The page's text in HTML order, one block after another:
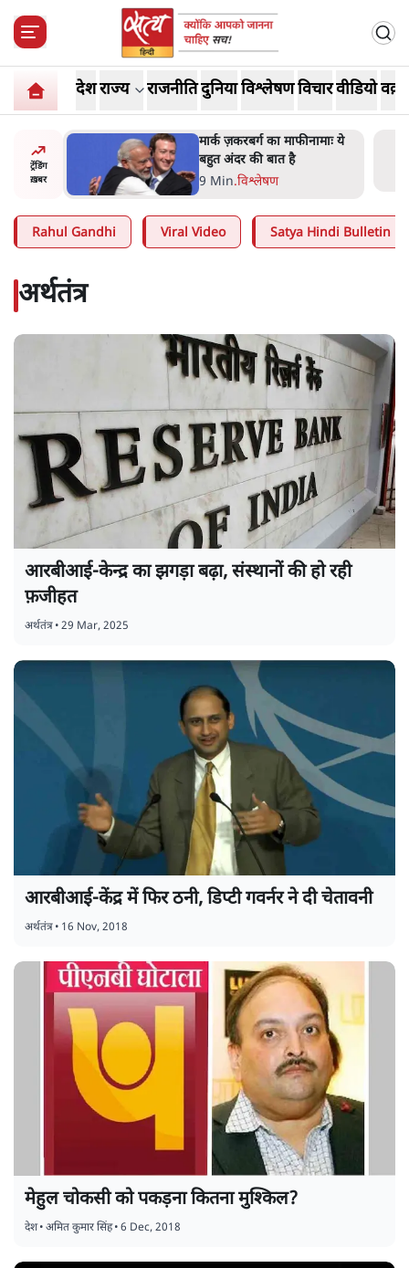
देशराज्य राजनीतिदुनियाविश्लेषणविचारवीडियो
ट्रेंडिंग
ख़बर
भागवत
मार्क ज़करबर्ग का माफीनामाः ये
बहुत अंदर की बात है
9 Min.विश्लेषण
Rahul Gandhi Viral Video Satya Hindi Bulletin
अर्थतंत्र
आरबीआई-केन्द्र का झगड़ा बढ़ा, संस्थानों की हो रही
फ़जीहत
अर्थतंत्र•29 Mar, 2025
आरबीआई-केंद्र में फिर ठनी, डिप्टी गवर्नर ने दी चेतावनी
अर्थतंत्र• 16 Nov, 2018
मेहुल चोकसी को पकड़ना कितना मुश्किल?
देश•अमित कुमार सिंह•6 Dec, 2018